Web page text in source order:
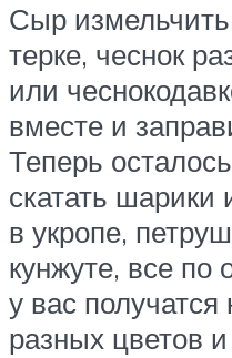
Сыр
терке, чеснок
или
вместе и
Теперь
скатать шарики
в укропе,
кунжуте, все по
у вас
разных цветов